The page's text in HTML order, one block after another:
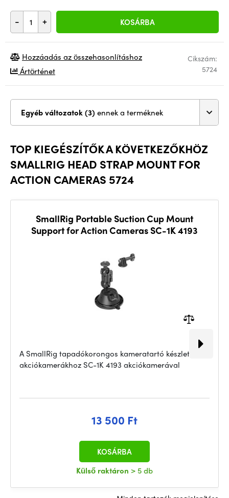
- + KOSÁRBA
Cikszám:
5724
Hozzáadás az összehasonlításhoz
Ártörténet
Egyéb változatok (3) ennek a terméknek
TOP KIEGÉSZÍTŐK A KÖVETKEZŐKHÖZ
SMALLRIG HEAD STRAP MOUNT FOR
ACTION CAMERAS 5724
SmallRig Portable Suction Cup Mount
Support for Action Cameras SC-1K 4193
A SmallRig tapadókorongos kameratartó készlet
akciókamerákhoz SC-1K 4193 akciókamerával
13 500 Ft
Külső raktáron > 5 db
KOSÁRBA